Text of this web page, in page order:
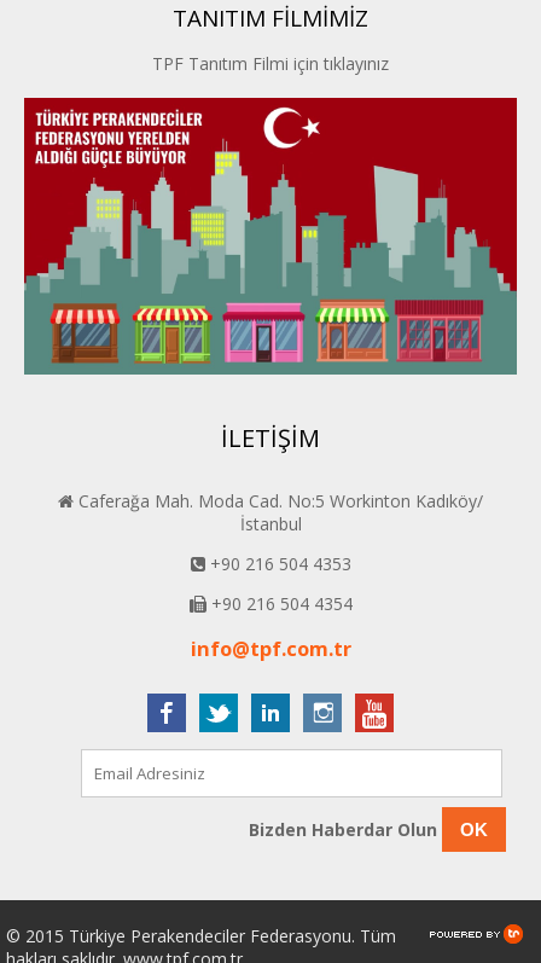
İstanbul PERDER
İpek Yolu PERDER
Kayseri PERDER
Karadeniz Perder
Konya PERDER
Van PERDER
BEYPER
TANITIM FİLMİMİZ
TPF Tanıtım Filmi için tıklayınız
İLETİŞİM
Caferağa Mah. Moda Cad. No:5 Workinton Kadıköy/
İstanbul
+90 216 504 4353
+90 216 504 4354
info@tpf.com.tr
Bizden Haberdar Olun OK
© 2015 Türkiye Perakendeciler Federasyonu. Tüm